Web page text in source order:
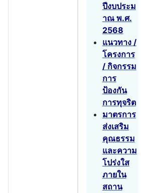
ปีงบประม
าณ พ.ศ.
2568
แนวทาง /
โครงการ
/ กิจกรรม
การ
ป้องกัน
การทุจริต
มาตรการ
ส่งเสริม
คุณธรรม
และความ
โปร่งใส
ภายใน
สถาน